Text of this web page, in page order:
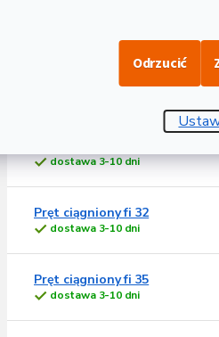
Odrzucić
dostawa 3-10 dni
Pręt ciągniony fi 32
dostawa 3-10 dni
Pręt ciągniony fi 35
dostawa 3-10 dni